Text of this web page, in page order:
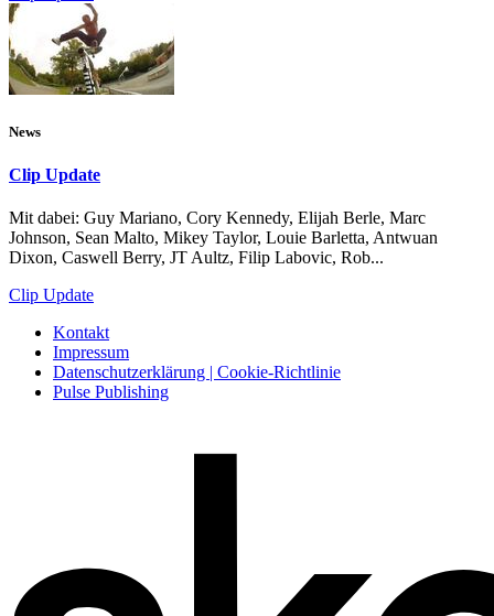
News
Clip Update
Mit dabei: Guy Mariano, Cory Kennedy, Elijah Berle, Marc
Johnson, Sean Malto, Mikey Taylor, Louie Barletta, Antwuan
Dixon, Caswell Berry, JT Aultz, Filip Labovic, Rob...
Clip Update
Kontakt
Impressum
Datenschutzerklärung | Cookie-Richtlinie
Pulse Publishing